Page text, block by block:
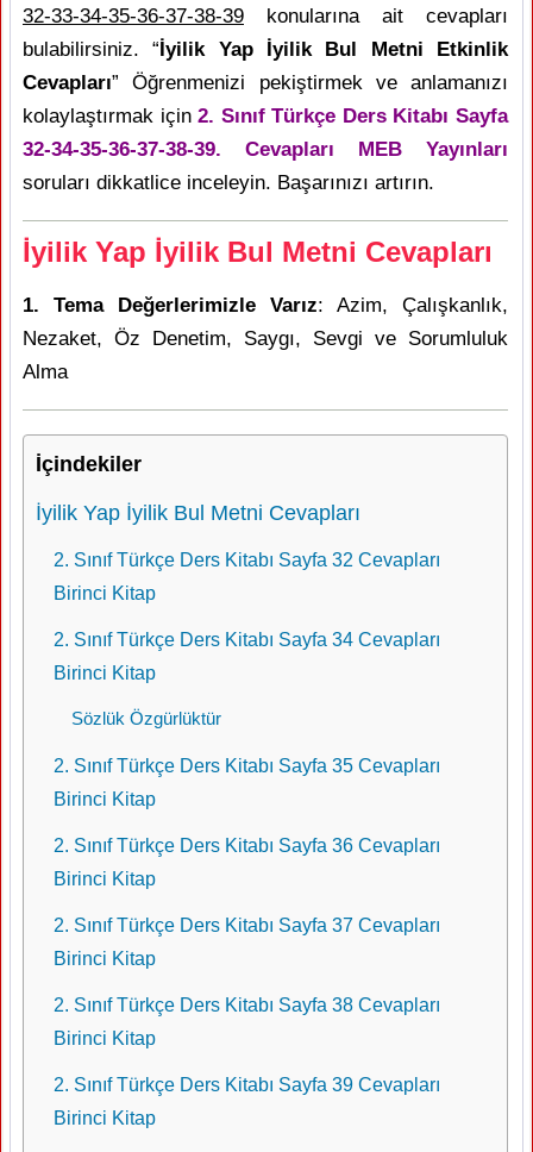
32-33-34-35-36-37-38-39 konularına ait cevapları
bulabilirsiniz. “İyilik Yap İyilik Bul Metni Etkinlik
Cevapları” Öğrenmenizi pekiştirmek ve anlamanızı
kolaylaştırmak için2. Sınıf Türkçe Ders Kitabı Sayfa
32-34-35-36-37-38-39. Cevapları MEB Yayınları
soruları dikkatlice inceleyin. Başarınızı artırın.
İyilik Yap İyilik Bul Metni Cevapları
1. Tema Değerlerimizle Varız: Azim, Çalışkanlık,
Nezaket, Öz Denetim, Saygı, Sevgi ve Sorumluluk
Alma
İçindekiler
İyilik Yap İyilik Bul Metni Cevapları
2. Sınıf Türkçe Ders Kitabı Sayfa 32 Cevapları
Birinci Kitap
2. Sınıf Türkçe Ders Kitabı Sayfa 34 Cevapları
Birinci Kitap
Sözlük Özgürlüktür
2. Sınıf Türkçe Ders Kitabı Sayfa 35 Cevapları
Birinci Kitap
2. Sınıf Türkçe Ders Kitabı Sayfa 36 Cevapları
Birinci Kitap
2. Sınıf Türkçe Ders Kitabı Sayfa 37 Cevapları
Birinci Kitap
2. Sınıf Türkçe Ders Kitabı Sayfa 38 Cevapları
Birinci Kitap
2. Sınıf Türkçe Ders Kitabı Sayfa 39 Cevapları
Birinci Kitap